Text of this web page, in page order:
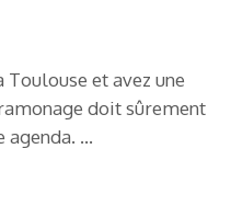
Toulouse et avez une
doit sûrement
agenda. …